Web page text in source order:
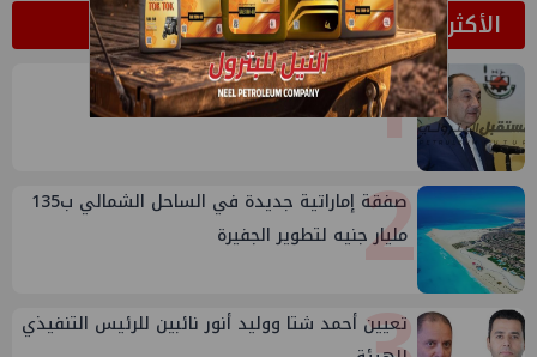
الأكثر قراءة
1
وتلك مفاجأة أخرى في حق الشيمي
2
صفقة إماراتية جديدة في الساحل الشمالي ب135
مليار جنيه لتطوير الجفيرة
تعيين أحمد شتا ووليد أنور نائبين للرئيس التنفيذي